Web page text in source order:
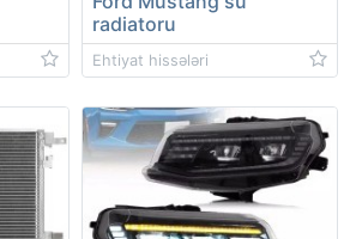
radiatoru
Ehtiyat hissələri